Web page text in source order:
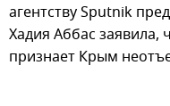
агентству Sputnik
Хадия Аббас заявила,
признает Крым